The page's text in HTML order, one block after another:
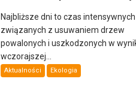
Najbliższe dni to czas
związanych z usuwaniem drzew
powalonych i uszkodzonych w
wczorajszej...
Aktualności Ekologia